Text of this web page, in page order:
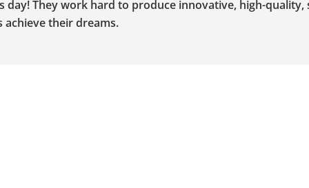
They work hard to produce innovative, high-quality,
their dreams.